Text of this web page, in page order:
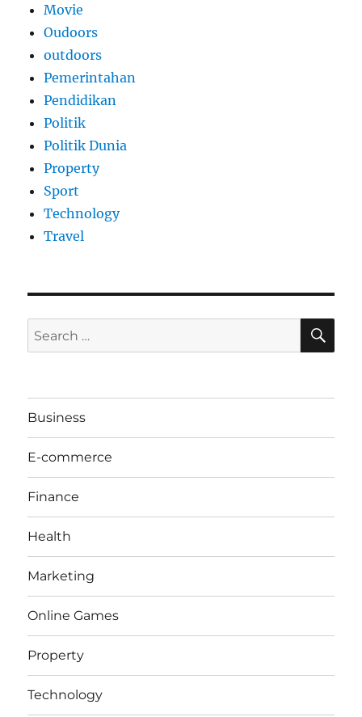
Movie
Oudoors
outdoors
Pemerintahan
Pendidikan
Politik
Politik Dunia
Property
Sport
Technology
Travel
Search
for:
Business
E-commerce
Finance
Health
Marketing
Online Games
Property
Technology